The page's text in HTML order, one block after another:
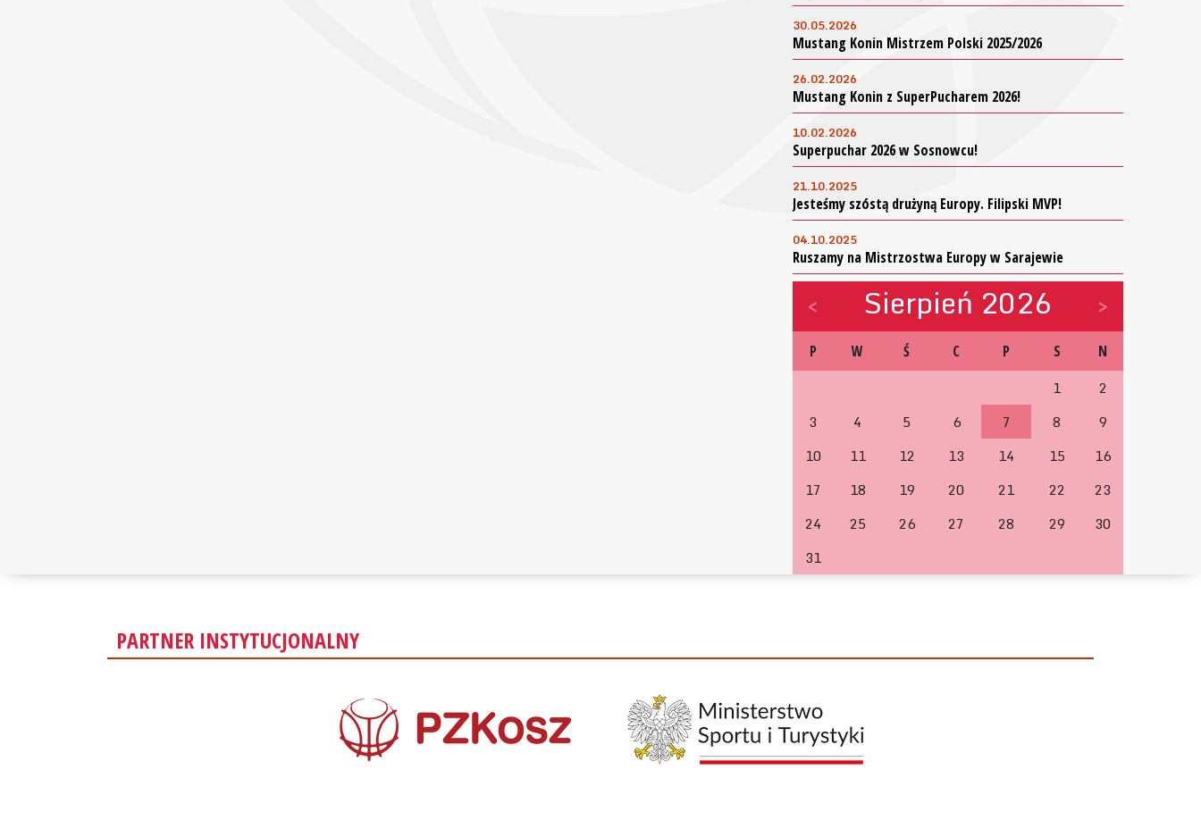
30.05.2026
Mustang Konin Mistrzem Polski 2025/2026
26.02.2026
Mustang Konin z SuperPucharem 2026!
10.02.2026
Superpuchar 2026 w Sosnowcu!
21.10.2025
Jesteśmy szóstą drużyną Europy. Filipski MVP!
04.10.2025
Ruszamy na Mistrzostwa Europy w Sarajewie
< Sierpień 2026 >
P W Ś C P S N
1
2
3
4 5 6 7 8
9
10
11 12 13 14 15
16
17
18 19 20 21 22
23
24
25 26 27 28 29
30
31
PARTNER INSTYTUCJONALNY